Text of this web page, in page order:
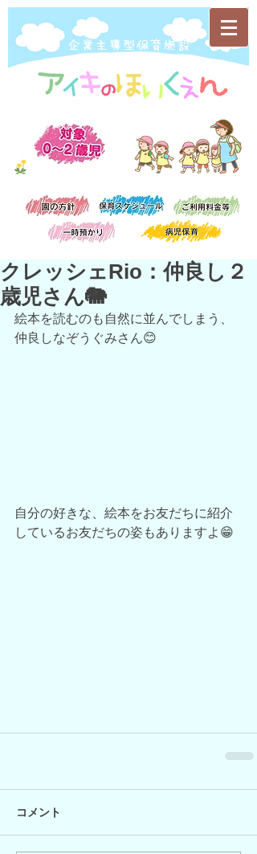
​企業主導型保育施設
クレッシェRio：仲良し２
歳児さん🐘
絵本を読むのも自然に並んでしまう、
仲良しなぞうぐみさん😊
自分の好きな、絵本をお友だちに紹介
しているお友だちの姿もありますよ😁
コメント